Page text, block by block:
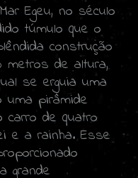
Egeu, no século
túmulo que o
construção
metros de altura,
se erguia uma
uma pirâmide
de quatro
e a rainha. Esse
grande